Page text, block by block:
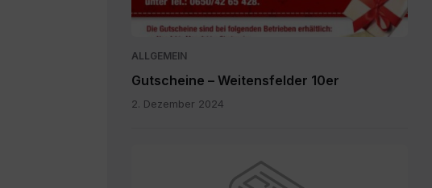
ALLGEMEIN
Gutscheine – Weitensfelder 10er
2. Dezember 2024